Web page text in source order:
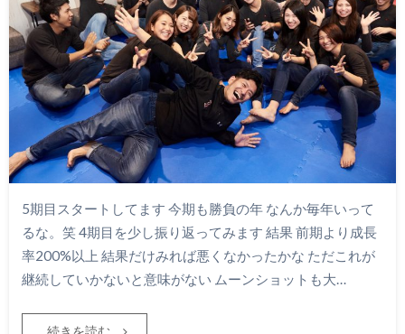
5期目スタートしてます 今期も勝負の年 なんか毎年いって
るな。笑 4期目を少し振り返ってみます 結果 前期より成長
率200%以上 結果だけみれば悪くなかったかな ただこれが
継続していかないと意味がない ムーンショットも大…